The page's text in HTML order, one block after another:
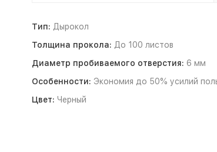
Тип: Дырокол
Толщина прокола: До 100 листов
Диаметр пробиваемого отверстия: 6 мм
Особенности: Экономия до 50% усилий
Цвет: Черный